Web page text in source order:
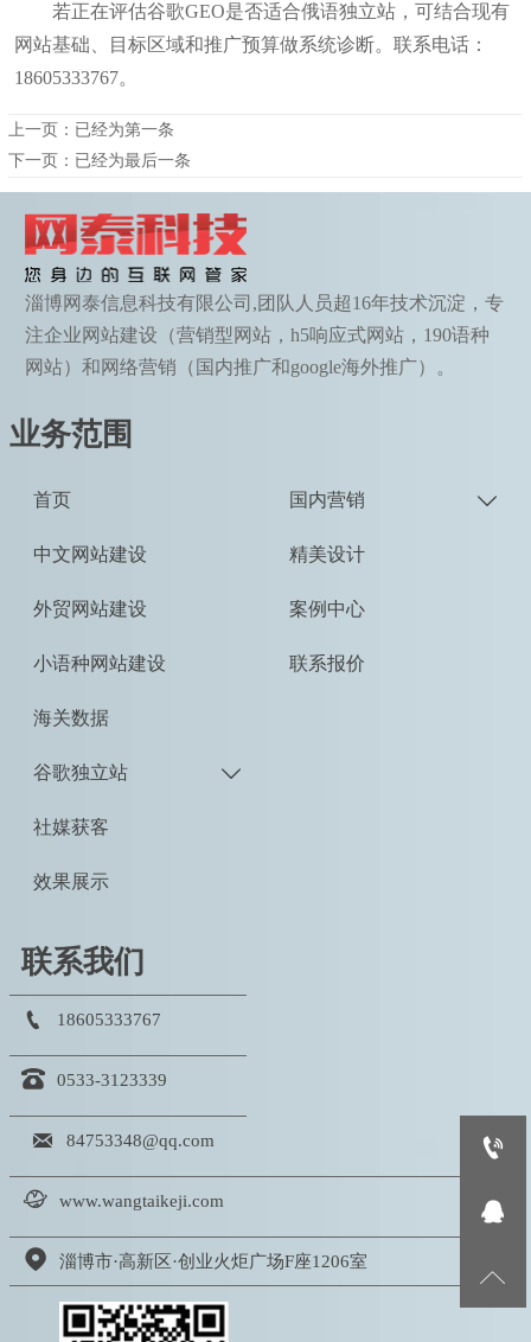
若正在评估谷歌GEO是否适合俄语独立站，可结合现有
网站基础、目标区域和推广预算做系统诊断。联系电话：
18605333767。
上一页：已经为第一条
下一页：已经为最后一条
淄博网泰信息科技有限公司,团队人员超16年技术沉淀，专
注企业网站建设（营销型网站，h5响应式网站，190语种
网站）和网络营销（国内推广和google海外推广）。
业务范围
首页
中文网站建设
外贸网站建设
小语种网站建设
海关数据
谷歌独立站 
社媒获客
效果展示
国内营销 
精美设计
案例中心
联系报价
联系我们
 18605333767
 0533-3123339
 84753348@qq.com
 www.wangtaikeji.com
 淄博市·高新区·创业火炬广场F座1206室


